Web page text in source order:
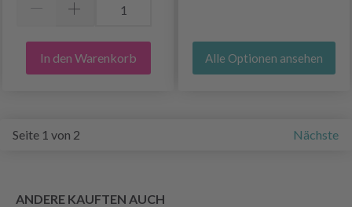
In den Warenkorb Alle Optionen ansehen
Seite 1 von 2 Nächste
ANDERE KAUFTEN AUCH